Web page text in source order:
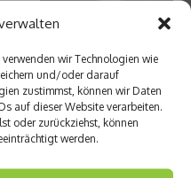
wir Technologien wie
und/oder darauf
zustimmst, können wir Daten
auf dieser Website verarbeiten.
oder zurückziehst, können
werden.